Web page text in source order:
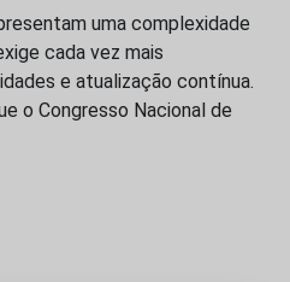
uma complexidade
cada vez mais
e atualização contínua.
o Congresso Nacional de